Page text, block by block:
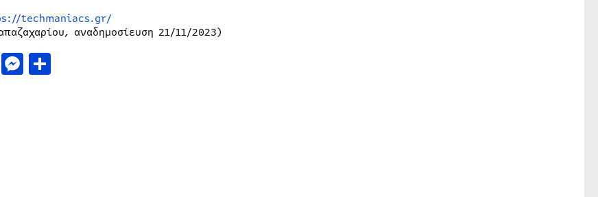
techmaniacs.gr/
αναδημοσίευση 21/11/2023)
Messenger
Μοιραστείτε